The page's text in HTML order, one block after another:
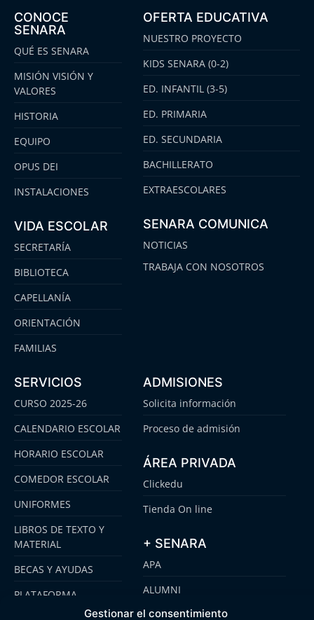
Gestionar el consentimiento
CONOCE
SENARA
QUÉ ES SENARA
MISIÓN VISIÓN Y
VALORES
HISTORIA
EQUIPO
OPUS DEI
INSTALACIONES
VIDA ESCOLAR
SECRETARÍA
BIBLIOTECA
CAPELLANÍA
ORIENTACIÓN
FAMILIAS
OFERTA EDUCATIVA
NUESTRO PROYECTO
KIDS SENARA (0-2)
ED. INFANTIL (3-5)
ED. PRIMARIA
ED. SECUNDARIA
BACHILLERATO
EXTRAESCOLARES
SENARA COMUNICA
NOTICIAS
TRABAJA CON NOSOTROS
SERVICIOS
CURSO 2025-26
CALENDARIO ESCOLAR
HORARIO ESCOLAR
COMEDOR ESCOLAR
UNIFORMES
LIBROS DE TEXTO Y
MATERIAL
BECAS Y AYUDAS
PLATAFORMA
ADMISIONES
Solicita información
Proceso de admisión
ÁREA PRIVADA
Clickedu
Tienda On line
+ SENARA
APA
ALUMNI
SENARA SENIOR